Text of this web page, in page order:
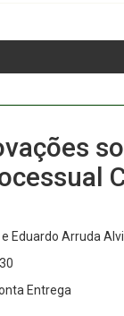
Eduardo Arruda
Entrega